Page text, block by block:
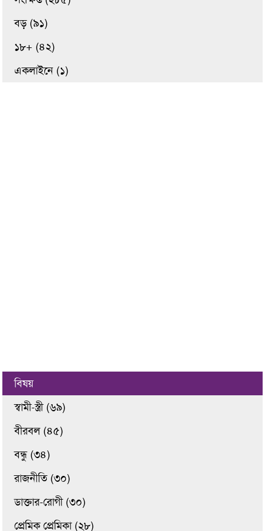
বড় (৯১)
১৮+ (৪২)
একলাইনে (১)
বিষয়
স্বামী-স্ত্রী (৬৯)
বীরবল (৪৫)
বন্ধু (৩৪)
রাজনীতি (৩০)
ডাক্তার-রোগী (৩০)
প্রেমিক প্রেমিকা (২৮)